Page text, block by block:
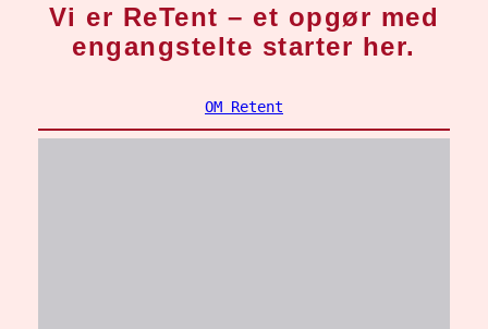
Vi er ReTent – et opgør med
engangstelte starter her.
OM Retent